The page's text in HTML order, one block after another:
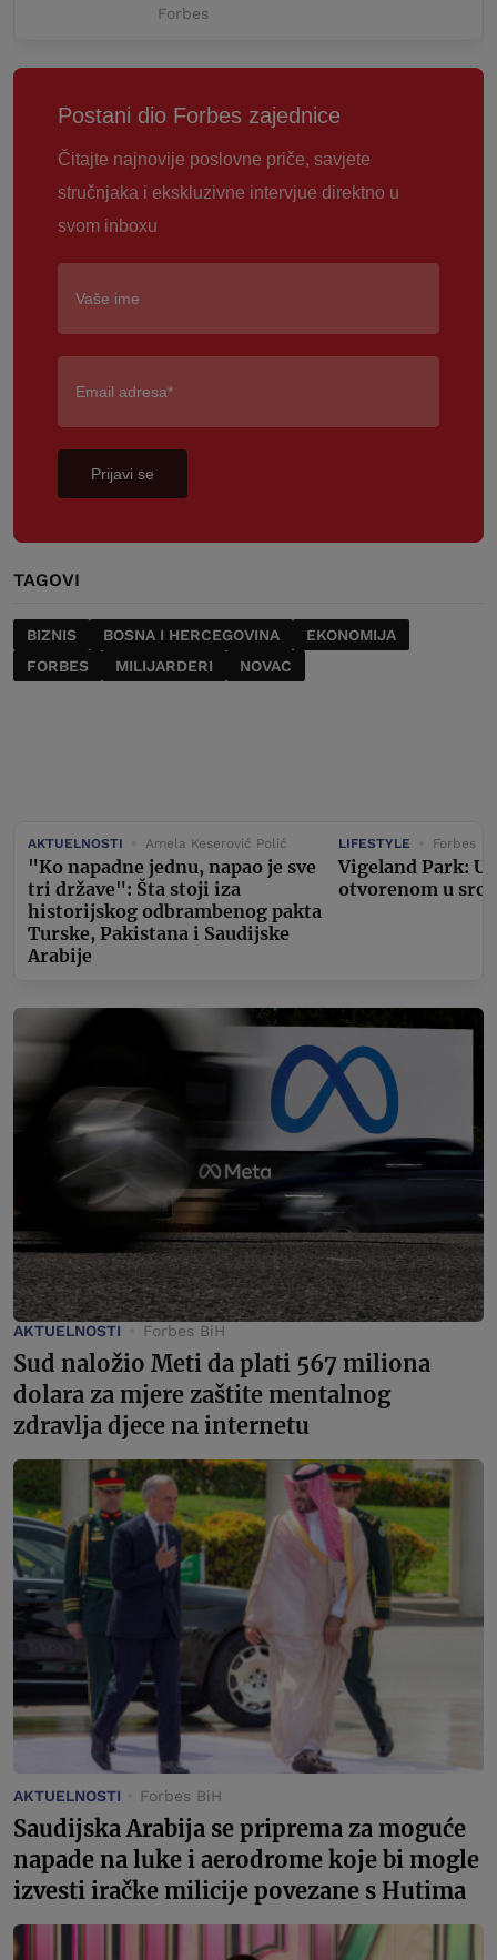
Forbes
Postani dio Forbes zajednice
Čitajte najnovije poslovne priče, savjete
stručnjaka i ekskluzivne intervjue direktno u
svom inboxu
Prijavi se
TAGOVI
BIZNIS BOSNA I HERCEGOVINA
EKONOMIJA
FORBES
MILIJARDERI NOVAC
AKTUELNOSTI Amela Keserović Polić
"Ko napadne jednu, napao je sve
tri države": Šta stoji iza
historijskog odbrambenog pakta
Turske, Pakistana i Saudijske
Arabije
LIFESTYLE Forbes
Vigeland Park:
otvorenom u srcu
AKTUELNOSTI Forbes BiH
Sud naložio Meti da plati 567 miliona
dolara za mjere zaštite mentalnog
zdravlja djece na internetu
AKTUELNOSTI Forbes BiH
Saudijska Arabija se priprema za moguće
napade na luke i aerodrome koje bi mogle
izvesti iračke milicije povezane s Hutima